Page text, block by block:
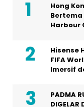
Hong
Bertema
Harbour
Hisense
FIFA
Imersif
PADMA
DIGELAR